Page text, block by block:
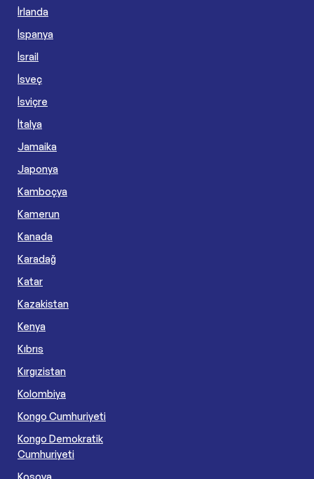
İrlanda
İspanya
İsrail
İsveç
İsviçre
İtalya
Jamaika
Japonya
Kamboçya
Kamerun
Kanada
Karadağ
Katar
Kazakistan
Kenya
Kıbrıs
Kırgızistan
Kolombiya
Kongo Cumhuriyeti
Kongo Demokratik
Cumhuriyeti
Kosova